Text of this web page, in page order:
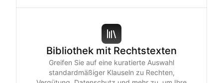
Bibliothek mit Rechtstexten
Greifen Sie auf eine kuratierte Auswahl
standardmäßiger Klauseln zu Rechten,